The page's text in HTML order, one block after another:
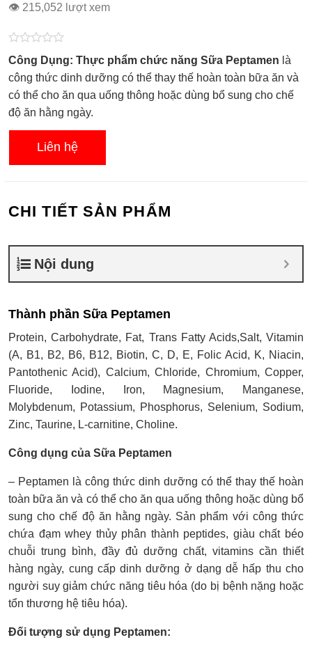
👁 215,052 lượt xem
Được
xếp
hạng
0.0
5
sao
Công Dụng: Thực phẩm chức năng Sữa Peptamen là
công thức dinh dưỡng có thể thay thế hoàn toàn bữa ăn và
có thể cho ăn qua uống thông hoặc dùng bổ sung cho chế
độ ăn hằng ngày.
Liên hệ
CHI TIẾT SẢN PHẨM
Nội dung
Thành phần Sữa Peptamen
Protein, Carbohydrate, Fat, Trans Fatty Acids,Salt, Vitamin
(A, B1, B2, B6, B12, Biotin, C, D, E, Folic Acid, K, Niacin,
Pantothenic Acid), Calcium, Chloride, Chromium, Copper,
Fluoride, Iodine, Iron, Magnesium, Manganese,
Molybdenum, Potassium, Phosphorus, Selenium, Sodium,
Zinc, Taurine, L-carnitine, Choline.
Công dụng của Sữa Peptamen
– Peptamen là công thức dinh dưỡng có thể thay thế hoàn
toàn bữa ăn và có thể cho ăn qua uống thông hoặc dùng bổ
sung cho chế độ ăn hằng ngày. Sản phẩm với công thức
chứa đạm whey thủy phân thành peptides, giàu chất béo
chuỗi trung bình, đầy đủ dưỡng chất, vitamins cần thiết
hàng ngày, cung cấp dinh dưỡng ở dạng dễ hấp thu cho
người suy giảm chức năng tiêu hóa (do bị bệnh nặng hoặc
tổn thương hệ tiêu hóa).
Đối tượng sử dụng Peptamen: